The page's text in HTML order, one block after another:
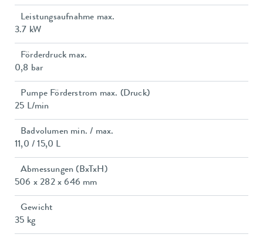
Leistungsaufnahme max.
3.7 kW
Förderdruck max.
0,8 bar
Pumpe Förderstrom max. (Druck)
25 L/min
Badvolumen min. / max.
11,0 / 15,0 L
Abmessungen (BxTxH)
506 x 282 x 646 mm
Gewicht
35 kg